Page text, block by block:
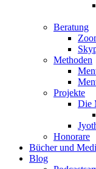
Beratung
Methoden
Projekte
Die
Honorare
Bücher und
Blog